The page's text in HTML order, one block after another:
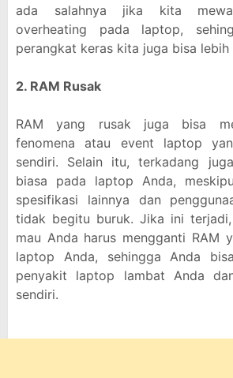
ada salahnya jika kita
overheating pada laptop,
perangkat keras kita juga bisa lebih
2. RAM Rusak
RAM yang rusak juga bisa
fenomena atau event laptop
sendiri. Selain itu, terkadang
biasa pada laptop Anda,
spesifikasi lainnya dan
tidak begitu buruk. Jika ini
mau Anda harus mengganti RAM
laptop Anda, sehingga Anda
penyakit laptop lambat Anda
sendiri.